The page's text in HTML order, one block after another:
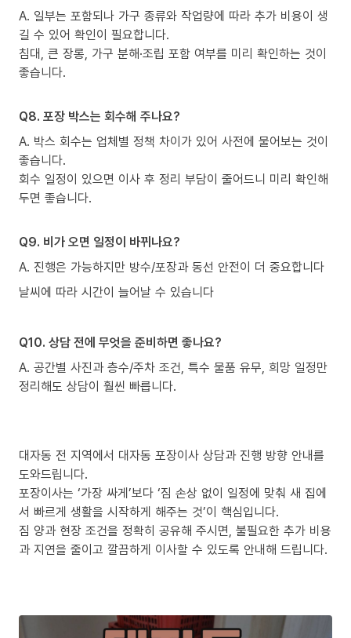
A. 일부는 포함되나 가구 종류와 작업량에 따라 추가 비용이 생
길 수 있어 확인이 필요합니다.
침대, 큰 장롱, 가구 분해·조립 포함 여부를 미리 확인하는 것이
좋습니다.
Q8. 포장 박스는 회수해 주나요?
A. 박스 회수는 업체별 정책 차이가 있어 사전에 물어보는 것이
좋습니다.
회수 일정이 있으면 이사 후 정리 부담이 줄어드니 미리 확인해
두면 좋습니다.
Q9. 비가 오면 일정이 바뀌나요?
A. 진행은 가능하지만 방수/포장과 동선 안전이 더 중요합니다
날씨에 따라 시간이 늘어날 수 있습니다
Q10. 상담 전에 무엇을 준비하면 좋나요?
A. 공간별 사진과 층수/주차 조건, 특수 물품 유무, 희망 일정만
정리해도 상담이 훨씬 빠릅니다.
대자동 전 지역에서 대자동 포장이사 상담과 진행 방향 안내를
도와드립니다.
포장이사는 ‘가장 싸게’보다 ‘짐 손상 없이 일정에 맞춰 새 집에
서 빠르게 생활을 시작하게 해주는 것’이 핵심입니다.
짐 양과 현장 조건을 정확히 공유해 주시면, 불필요한 추가 비용
과 지연을 줄이고 깔끔하게 이사할 수 있도록 안내해 드립니다.